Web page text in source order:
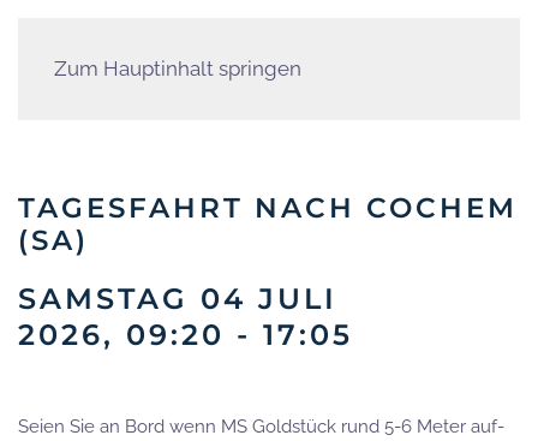
Zum Hauptinhalt springen
TAGESFAHRT NACH COCHEM
(SA)
SAMSTAG 04 JULI
2026, 09:20 - 17:05
Seien Sie an Bord wenn MS Goldstück rund 5-6 Meter auf-